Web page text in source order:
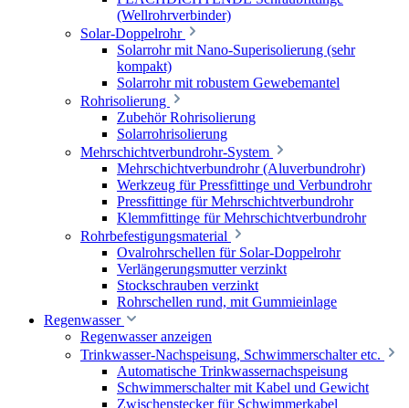
(Wellrohrverbinder)
Solar-Doppelrohr
Solarrohr mit Nano-Superisolierung (sehr
kompakt)
Solarrohr mit robustem Gewebemantel
Rohrisolierung
Zubehör Rohrisolierung
Solarrohrisolierung
Mehrschichtverbundrohr-System
Mehrschichtverbundrohr (Aluverbundrohr)
Werkzeug für Pressfittinge und Verbundrohr
Pressfittinge für Mehrschichtverbundrohr
Klemmfittinge für Mehrschichtverbundrohr
Rohrbefestigungsmaterial
Ovalrohrschellen für Solar-Doppelrohr
Verlängerungsmutter verzinkt
Stockschrauben verzinkt
Rohrschellen rund, mit Gummieinlage
Regenwasser
Regenwasser anzeigen
Trinkwasser-Nachspeisung, Schwimmerschalter etc.
Automatische Trinkwassernachspeisung
Schwimmerschalter mit Kabel und Gewicht
Zwischenstecker für Schwimmerkabel